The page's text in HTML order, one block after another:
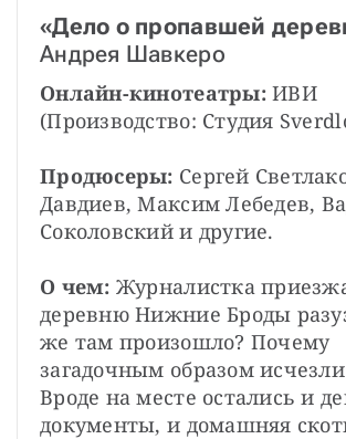
«Дело о пропавшей
Андрея Шавкеро
Онлайн-кинотеатры: ИВИ
(Производство: Студия
Продюсеры: Сергей
Давдиев, Максим Лебедев,
Соколовский и другие.
О чем: Журналистка
деревню Нижние Броды
же там произошло? Почему
загадочным образом
Вроде на месте остались и
документы, и домашняя